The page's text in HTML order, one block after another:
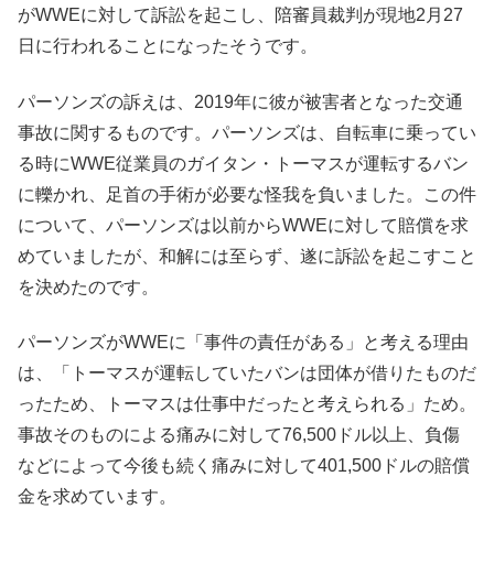
がWWEに対して訴訟を起こし、陪審員裁判が現地2月27
日に行われることになったそうです。
パーソンズの訴えは、2019年に彼が被害者となった交通
事故に関するものです。パーソンズは、自転車に乗ってい
る時にWWE従業員のガイタン・トーマスが運転するバン
に轢かれ、足首の手術が必要な怪我を負いました。この件
について、パーソンズは以前からWWEに対して賠償を求
めていましたが、和解には至らず、遂に訴訟を起こすこと
を決めたのです。
パーソンズがWWEに「事件の責任がある」と考える理由
は、「トーマスが運転していたバンは団体が借りたものだ
ったため、トーマスは仕事中だったと考えられる」ため。
事故そのものによる痛みに対して76,500ドル以上、負傷
などによって今後も続く痛みに対して401,500ドルの賠償
金を求めています。